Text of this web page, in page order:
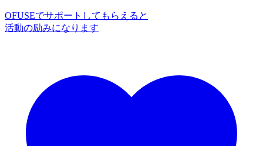
OFUSEでサポートしてもらえると
活動の励みになります